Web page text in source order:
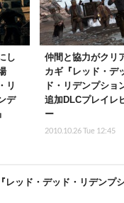
し
リ
デ
仲間と協力がクリ
カギ『レッド・デ
ド・リデンプショ
追加DLCプレイレ
ー
2010.10.26 Tue 12:45
ッド・デッド・リデンプ